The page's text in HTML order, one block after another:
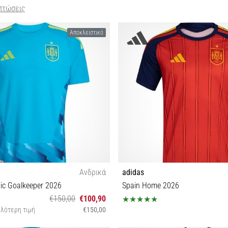
Αποκλειστικό
Ανδρικά
Goalkeeper 2026
€150,00 €100,90
τιμή €150,00
adidas
Spain Home 2026